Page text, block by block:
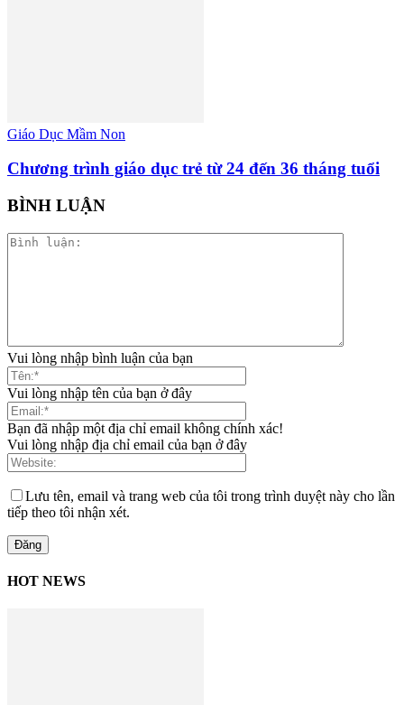
Giáo Dục Mầm Non
Chương trình giáo dục trẻ từ 24 đến 36 tháng tuổi
BÌNH LUẬN
Vui lòng nhập bình luận của bạn
Vui lòng nhập tên của bạn ở đây
Bạn đã nhập một địa chỉ email không chính xác!
Vui lòng nhập địa chỉ email của bạn ở đây
Lưu tên, email và trang web của tôi trong trình duyệt này cho lần
tiếp theo tôi nhận xét.
HOT NEWS